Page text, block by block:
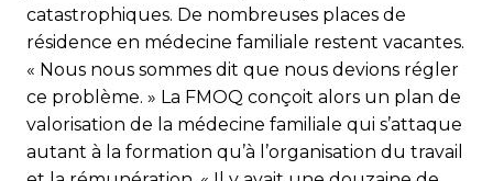
catastrophiques. De nombreuses places de
résidence en médecine familiale restent vacantes.
« Nous nous sommes dit que nous devions régler
ce problème. » La FMOQ conçoit alors un plan de
valorisation de la médecine familiale qui s’attaque
autant à la formation qu’à l’organisation du travail